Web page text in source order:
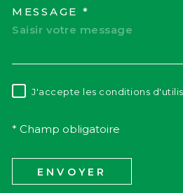
MESSAGE *
J'accepte les conditions
* Champ obligatoire
ENVOYER